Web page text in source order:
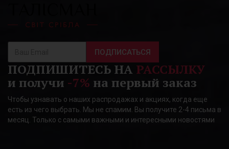
ПОДПИСАТЬСЯ
ПОДПИШИТЕСЬ НА РАССЫЛКУ
и получи -7% на первый заказ
Чтобы узнавать о наших распродажах и акциях, когда еще
есть из чего выбрать. Мы не спамим. Вы получите 2-4 письма в
месяц. Только с самыми важными и интересными новостями